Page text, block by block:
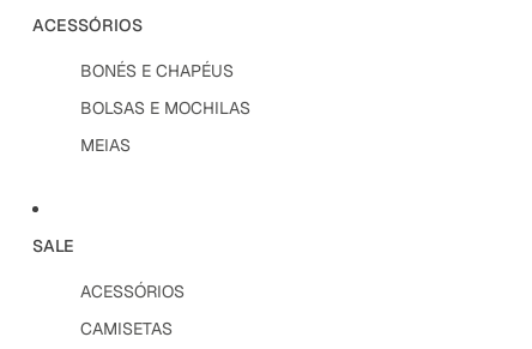
ACESSÓRIOS
BONÉS E CHAPÉUS
BOLSAS E MOCHILAS
MEIAS
SALE
ACESSÓRIOS
CAMISETAS